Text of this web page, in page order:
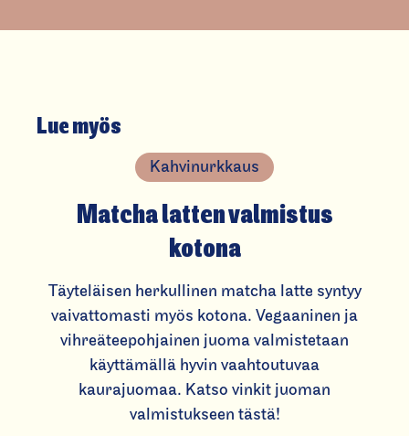
Lue myös
Kahvinurkkaus
Matcha latten valmistus
kotona
Täyteläisen herkullinen matcha latte syntyy
vaivattomasti myös kotona. Vegaaninen ja
vihreäteepohjainen juoma valmistetaan
käyttämällä hyvin vaahtoutuvaa
kaurajuomaa. Katso vinkit juoman
valmistukseen tästä!